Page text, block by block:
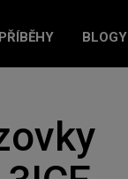
PŘÍBĚHY BLOGY